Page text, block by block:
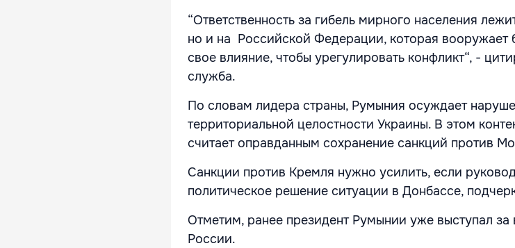
“Ответственность за гибель мирного населения
но и на Российской Федерации, которая вооружает
свое влияние, чтобы урегулировать конфликт“, -
служба.
По словам лидера страны, Румыния осуждает
территориальной целостности Украины. В этом
считает оправданным сохранение санкций против
Санкции против Кремля нужно усилить, если
политическое решение ситуации в Донбассе,
Отметим, ранее президент Румынии уже выступал за
России.